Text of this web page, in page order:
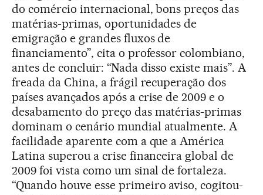
do comércio internacional, bons preços das
matérias-primas, oportunidades de
emigração e grandes fluxos de
financiamento”, cita o professor colombiano,
antes de concluir: “Nada disso existe mais”. A
freada da China, a frágil recuperação dos
países avançados após a crise de 2009 e o
desabamento do preço das matérias-primas
dominam o cenário mundial atualmente. A
facilidade aparente com a que a América
Latina superou a crise financeira global de
2009 foi vista como um sinal de fortaleza.
“Quando houve esse primeiro aviso, cogitou-